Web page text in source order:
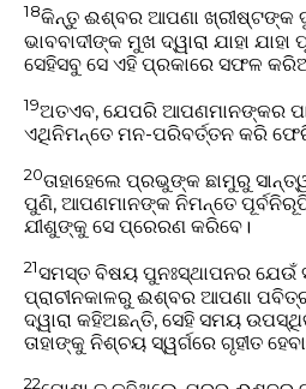
18କିନ୍ତୁ ଈଶ୍ବର ଆପଣା ଖ୍ରୀଷ୍ଟଙ୍କ
ଭାବବାଦୀଙ୍କ ମୁଖ ଦ୍ୱାରା ଯାହା
ସେହିସବୁ ସେ ଏହି ପ୍ରକାରେ ସଫଳ
19ଅତଏବ, ଯେପରି ଆପଣମାନଙ୍କର
ଏଥିନିମନ୍ତେ ମନ-ପରିବର୍ତ୍ତନ କରି
20ତାହାହେଲେ ପ୍ରଭୁଙ୍କ ଛାମୁରୁ
ପୁଣି, ଆପଣମାନଙ୍କ ନିମନ୍ତେ
ଯୀଶୁଙ୍କୁ ସେ ପ୍ରେରଣ କରିବେ।
21ସମସ୍ତ ବିଷୟ ପୁନଃସ୍ଥାପନର ଯେଉଁ
ପ୍ରାଚୀନକାଳରୁ ଈଶ୍ବର ଆପଣା
ଦ୍ୱାରା କହିଅଛନ୍ତି, ସେହି ସମୟ
ତାହାଙ୍କୁ ନିଶ୍ଚୟ ସ୍ୱର୍ଗରେ ଗୃହୀତ
22